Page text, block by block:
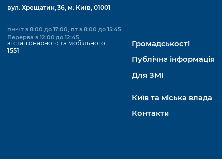
вул. Хрещатик, 36, м. Київ, 01001
пн-чт з 8:00 до 17:00, пт з 8:00 до 15:45
Перерва з 12:00 до 12:45
зі стаціонарного та мобільного
1551
Громадськості
Публічна інформація
Для ЗМІ
Київ та міська влада
Контакти